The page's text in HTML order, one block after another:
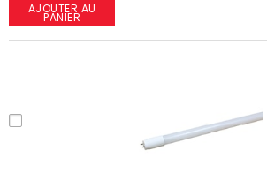
AJOUTER AU
PANIER